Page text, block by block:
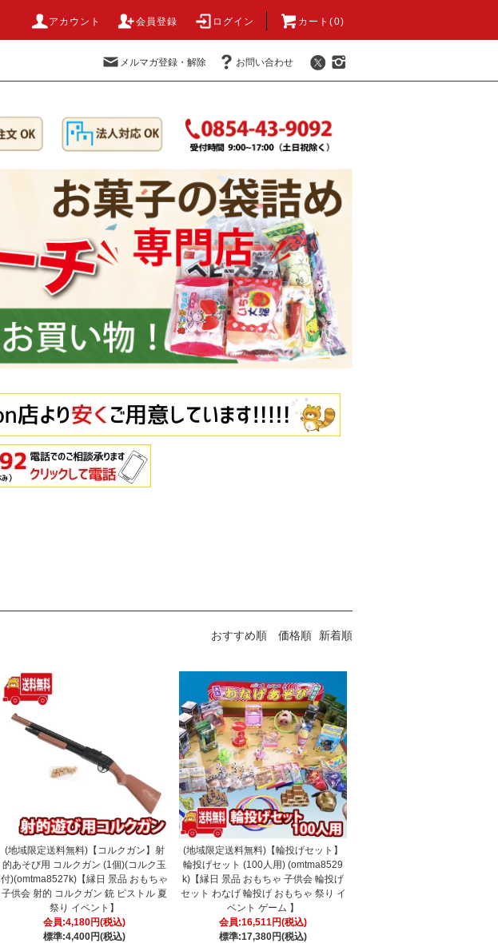
アカウント 会員登録 ログイン カート(0)
メルマガ登録・解除 お問い合わせ
おすすめ順 価格順 新着順
(地域限定送料無料)【コルクガン】射
的あそび用 コルクガン (1個)(コルク玉
付)(omtma8527k)【縁日 景品 おもちゃ
子供会 射的 コルクガン 銃 ピストル 夏
祭り イベント】
会員:4,180円(税込)
標準:4,400円(税込)
(地域限定送料無料)【輪投げセット】
輪投げセット (100人用) (omtma8529
k)【縁日 景品 おもちゃ 子供会 輪投げ
セット わなげ 輪投げ おもちゃ 祭り イ
ベント ゲーム 】
会員:16,511円(税込)
標準:17,380円(税込)